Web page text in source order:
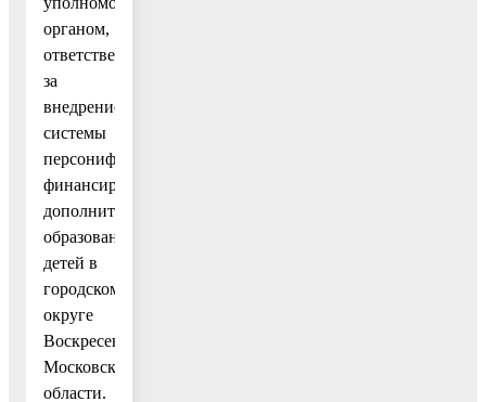
органом,
ответственным
за
внедрение
системы
персонифицированного
финансирования
дополнительного
образования
детей в
городском
округе
Воскресенск
Московской
области.